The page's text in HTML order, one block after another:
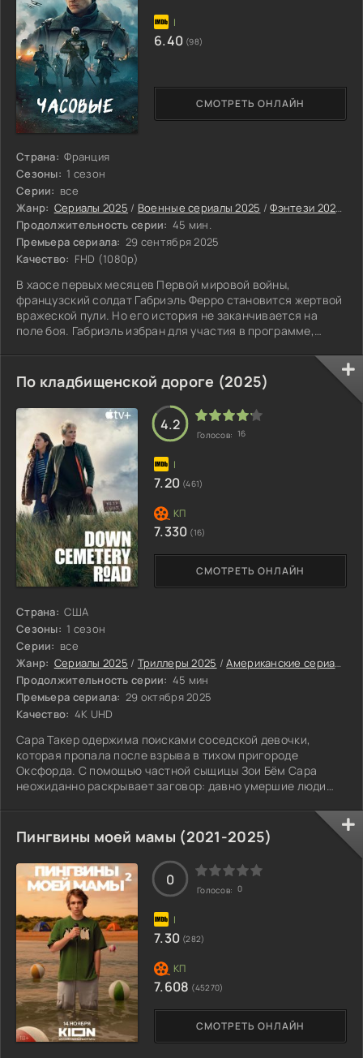
Страна: Франция
Сезоны: 1 сезон
Серии: все
Жанр: Сериалы 2025 / Военные сериалы 2025 /Фэнтези 2025
Продолжительность серии: 45 мин.
Премьера сериала: 29 сентября 2025
Качество: FHD (1080p)
В хаосе первых месяцев Первой мировой войны,
французский солдат Габриэль Ферро становится жертвой
вражеской пули. Но его история не заканчивается на
поле боя. Габриэль избран для участия в программе,
на самом высоком уровне. Ему вводят
экспериментальную сыворотку, превращающую его в
нечто большее, чем человека – в живое оружие. Теперь,
обладая немыслимой силой, скоростью и неутомимостью,
Габриэль становится частью "Стражей" –
СМОТРЕТЬ ОНЛАЙН
6.40 (98)
По кладбищенской дороге (2025)
Страна: США
Сезоны: 1 сезон
Серии: все
Жанр: Сериалы 2025 / Триллеры 2025 /Американские сериалы
Продолжительность серии: 45 мин
Премьера сериала: 29 октября 2025
Качество: 4K UHD
Сара Такер одержима поисками соседской девочки,
которая пропала после взрыва в тихом пригороде
Оксфорда. С помощью частной сыщицы Зои Бём Сара
неожиданно раскрывает заговор: давно умершие люди
СМОТРЕТЬ ОНЛАЙН
4.2
Голосов: 16
7.20 (461)
7.330 (16)
Пингвины моей мамы (2021-2025)
СМОТРЕТЬ ОНЛАЙН
0
Голосов: 0
7.30 (282)
7.608 (45270)